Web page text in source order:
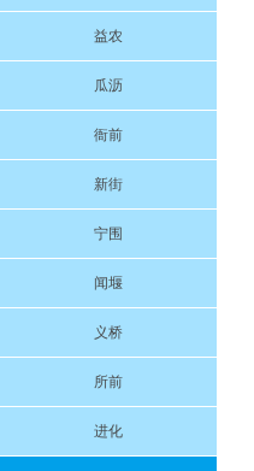
益农
瓜沥
衙前
新街
宁围
闻堰
义桥
所前
进化